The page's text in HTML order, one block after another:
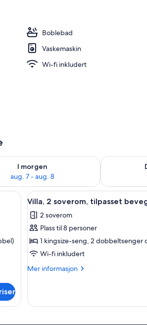
Boblebad
Vaskemaskin
Wi-fi inkludert
I morgen
aug. 7 - aug. 8
for i morgen, aug. 7 - aug. 8
Sjekk
safe på rommet og strykejern/-brett
Åpne
alle
bildene
av
Villa,
2
soverom,
2
10
Villa, 2 soverom, tilpasset
2 soverom
Plass til 8 personer
1 kingsize-seng, 2 dobbeltsenger
Wi-fi inkludert
Mer informasjon
Mer
2